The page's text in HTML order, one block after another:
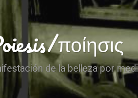
ποίησις
de la belleza por